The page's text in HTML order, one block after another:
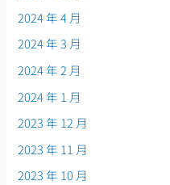
2024 年 4 月
2024 年 3 月
2024 年 2 月
2024 年 1 月
2023 年 12 月
2023 年 11 月
2023 年 10 月